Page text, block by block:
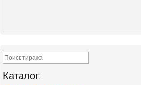
Каталог: